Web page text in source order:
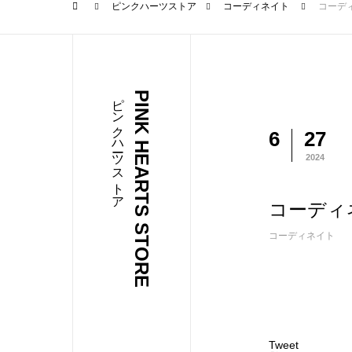
ピンクハーツストア コーディネイト コーデ
PINK HEARTS STORE
ピンクハーツストア 6 27
2024
コーディ
コーディネイト
Tweet